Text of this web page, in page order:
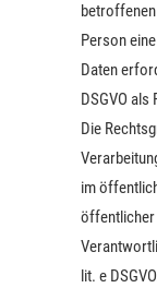
Person
Daten
DSGVO als
Die
im
öffentlicher
lit. e